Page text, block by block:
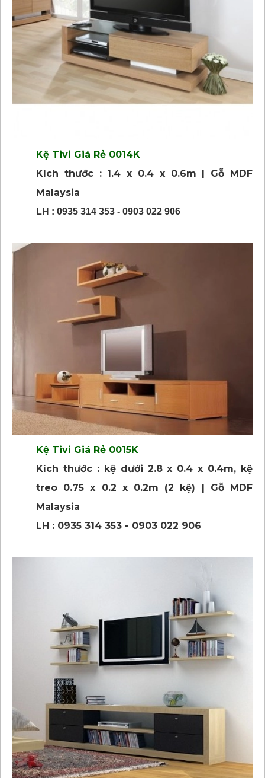
Kệ Tivi Giá Rẻ 0014K
Kích thước : 1.4 x 0.4 x 0.6m | Gỗ MDF
Malaysia
LH : 0935 314 353 - 0903 022 906
Kệ Tivi Giá Rẻ 0015K
Kích thước : kệ dưới 2.8 x 0.4 x 0.4m, kệ
treo 0.75 x 0.2 x 0.2m (2 kệ) | Gỗ MDF
Malaysia
LH : 0935 314 353 - 0903 022 906